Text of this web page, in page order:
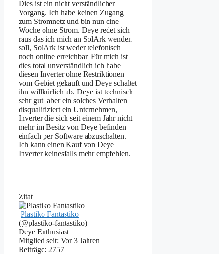
Dies ist ein nicht verständlicher
Vorgang. Ich habe keinen Zugang
zum Stromnetz und bin nun eine
Woche ohne Strom. Deye redet sich
raus das ich mich an SolArk wenden
soll, SolArk ist weder telefonisch
noch online erreichbar. Für mich ist
dies total unverständlich ich habe
diesen Inverter ohne Restriktionen
vom Gebiet gekauft und Deye schaltet
ihn willkürlich ab. Deye ist technisch
sehr gut, aber ein solches Verhalten
disqualifiziert ein Unternehmen,
Inverter die sich seit einem Jahr nicht
mehr im Besitz von Deye befinden
einfach per Software abzuschalten.
Ich kann einen Kauf von Deye
Inverter keinesfalls mehr empfehlen.
Zitat
Plastiko Fantastiko
(@plastiko-fantastiko)
Deye Enthusiast
Mitglied seit: Vor 3 Jahren
Beiträge: 2757